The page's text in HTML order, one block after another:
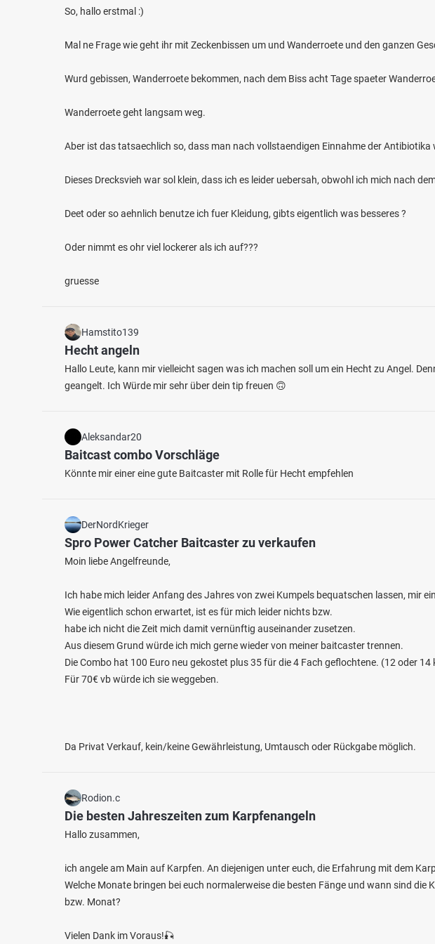
206 39
Fischarten: Regenbogenforelle, Bachforelle, Äsche Fischarten: Regenbogenforelle,
Fluss bei 83627 Warngau
So, hallo erstmal :)
Mal ne Frage wie geht ihr mit Zeckenbissen um und Wanderroete und den ganzen
Wurd gebissen, Wanderroete bekommen, nach dem Biss acht Tage spaeter
Wanderroete geht langsam weg.
Aber ist das tatsaechlich so, dass man nach vollstaendigen Einnahme der
Dieses Drecksvieh war sol klein, dass ich es leider uebersah, obwohl ich mich nach
Deet oder so aehnlich benutze ich fuer Kleidung, gibts eigentlich was besseres ?
Oder nimmt es ohr viel lockerer als ich auf???
gruesse
Hamstito139
Hecht angeln
Hallo Leute, kann mir vielleicht sagen was ich machen soll um ein Hecht zu Angel.
geangelt. Ich Würde mir sehr über dein tip freuen 🙃
Aleksandar20
Baitcast combo Vorschläge
Könnte mir einer eine gute Baitcaster mit Rolle für Hecht empfehlen
DerNordKrieger
Spro Power Catcher Baitcaster zu verkaufen
Moin liebe Angelfreunde,
Ich habe mich leider Anfang des Jahres von zwei Kumpels bequatschen lassen, mir
Wie eigentlich schon erwartet, ist es für mich leider nichts bzw.
habe ich nicht die Zeit mich damit vernünftig auseinander zusetzen.
Aus diesem Grund würde ich mich gerne wieder von meiner baitcaster trennen.
Die Combo hat 100 Euro neu gekostet plus 35 für die 4 Fach geflochtene. (12 oder 14
Für 70€ vb würde ich sie weggeben.
Da Privat Verkauf, kein/keine Gewährleistung, Umtausch oder Rückgabe möglich.
Rodion.c
Die besten Jahreszeiten zum Karpfenangeln
Hallo zusammen,
ich angele am Main auf Karpfen. An diejenigen unter euch, die Erfahrung mit dem
Welche Monate bringen bei euch normalerweise die besten Fänge und wann sind
bzw. Monat?
Vielen Dank im Voraus!🎣